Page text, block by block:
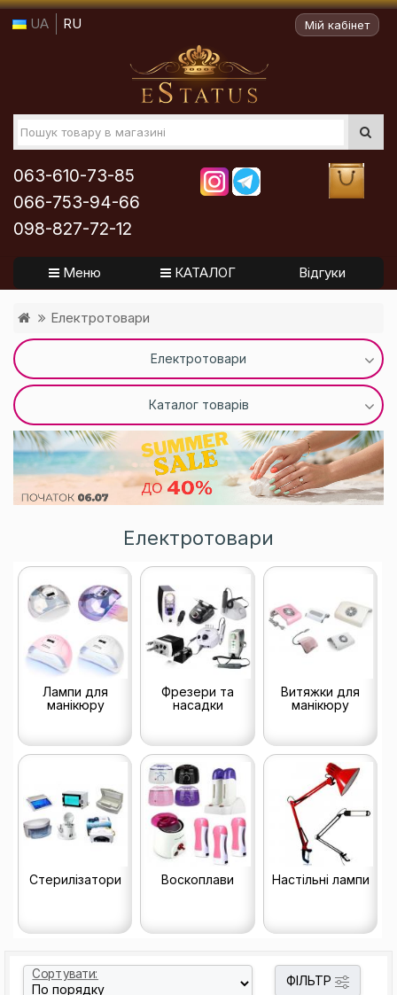
UA RU Мій кабінет
063-610-73-85
066-753-94-66
098-827-72-12
Меню КАТАЛОГ Відгуки
Електротовари
Електротовари
Каталог товарів
Електротовари
Лампи для
манікюру
Фрезери та
насадки
Витяжки для
манікюру
Стерилізатори Воскоплави Настільні лампи
Сортувати: ФІЛЬТР